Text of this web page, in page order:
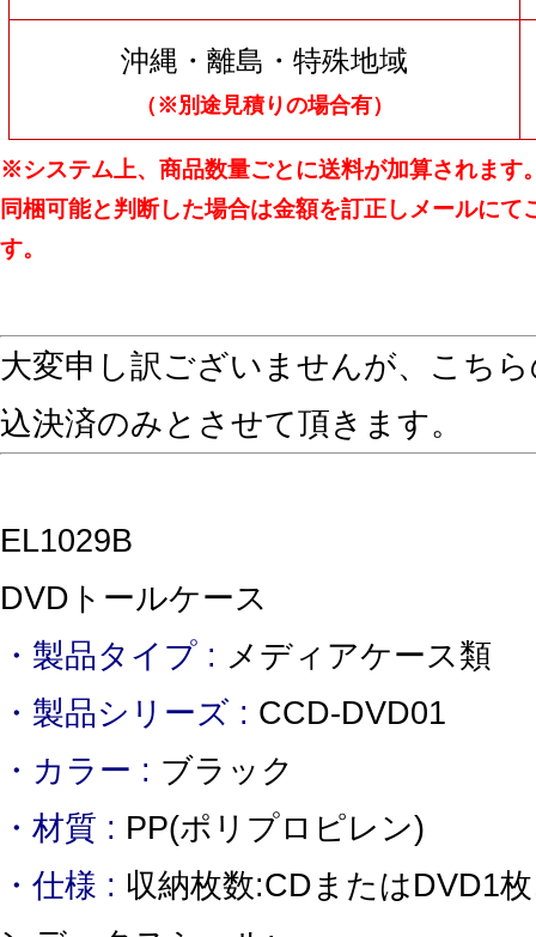
沖縄・離島・特殊地域
（※別途見積りの場合有）
※システム上、商品数量ごとに送料が加算されます
同梱可能と判断した場合は金額を訂正しメールにて
す。
大変申し訳ございませんが、こち
込決済のみとさせて頂きます。
EL1029B
DVDトールケース
・製品タイプ : メディアケース類
・製品シリーズ : CCD-DVD01
・カラー : ブラック
・材質 : PP(ポリプロピレン)
・仕様 : 収納枚数:CDまたはDVD1